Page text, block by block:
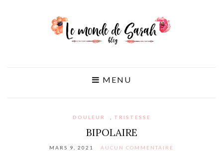
MENU
DOULEUR TRISTESSE
BIPOLAIRE
MARS 9, 2021 AUCUN COMMENTAIRE